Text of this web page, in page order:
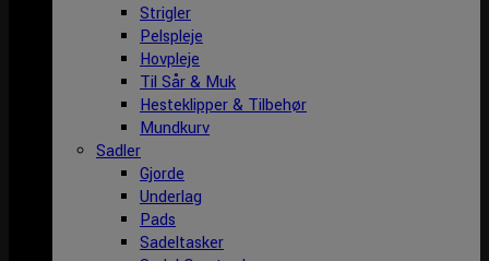
Strigler
Pelspleje
Hovpleje
Til Sår & Muk
Hesteklipper & Tilbehør
Mundkurv
Sadler
Gjorde
Underlag
Pads
Sadeltasker